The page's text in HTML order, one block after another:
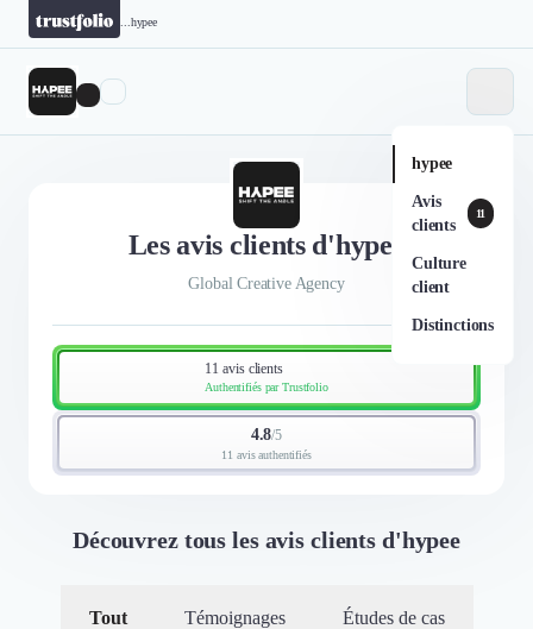
hypee
hypee
Avis
clients
11
Culture
client
Distinctions
Les avis clients d'hypee
Global Creative Agency
11 avis clients
Authentifiés par Trustfolio
4.8/5
11 avis authentifiés
Découvrez tous les avis clients d'hypee
Tout Témoignages Études de cas